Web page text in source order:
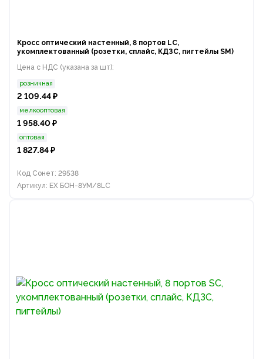
Кросс оптический настенный, 8 портов LC,
укомплектованный (розетки, сплайс, КДЗС, пигтейлы SM)
Цена с НДС (указана за шт):
розничная
2 109.44 ₽
мелкооптовая
1 958.40 ₽
оптовая
1 827.84 ₽
Код Сонет: 29538
Артикул: EX БОН-8УМ/8LC